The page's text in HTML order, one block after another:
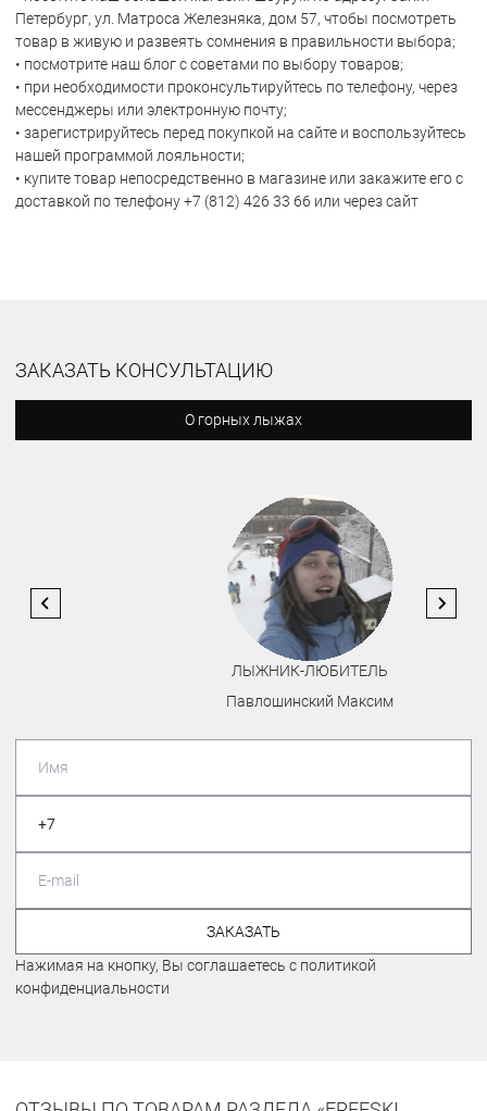
Петербург, ул. Матроса Железняка, дом 57, чтобы посмотреть
товар в живую и развеять сомнения в правильности выбора;
• посмотрите наш блог с советами по выбору товаров;
• при необходимости проконсультируйтесь по телефону, через
мессенджеры или электронную почту;
• зарегистрируйтесь перед покупкой на сайте и воспользуйтесь
нашей программой лояльности;
• купите товар непосредственно в магазине или закажите его с
доставкой по телефону +7 (812) 426 33 66 или через сайт
ЗАКАЗАТЬ КОНСУЛЬТАЦИЮ
О горных лыжах
ЛЫЖНИК-ЛЮБИТЕЛЬ
Павлошинский Максим
ЗАКАЗАТЬ
Нажимая на кнопку, Вы соглашаетесь с политикой
конфиденциальности